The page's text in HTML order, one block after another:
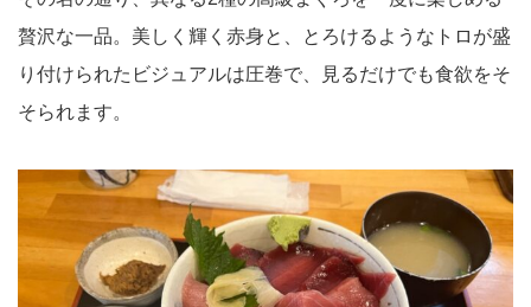
贅沢な一品。美しく輝く赤身と、とろけるようなトロが盛
り付けられたビジュアルは圧巻で、見るだけでも食欲をそ
そられます。